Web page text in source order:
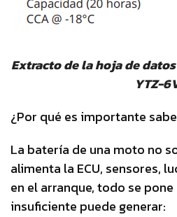
Extracto de la hoja de
YTZ-
¿Por qué es importante
La batería de una moto no
alimenta la ECU, sensores,
en el arranque, todo se pone
insuficiente puede generar: